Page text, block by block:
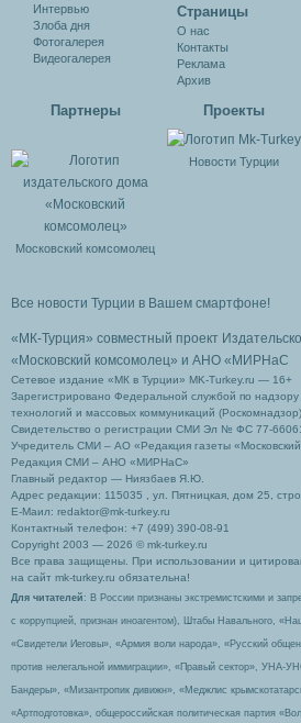
Интервью
Злоба дня
Фотогалерея
Видеогалерея
Cтраницы
О нас
Контакты
Реклама
Архив
Партнеры
Московский комсомолец
Проекты
Новости Турции
Все новости Турции в Вашем смартфоне!
«МК-Турция» совместный проект
«Московский комсомолец» и АНО «МИРНаС
Сетевое издание «МК в Турции» MK-Turkey.ru — 16+
Зарегистрировано Федеральной службой по
технологий и массовых коммуникаций
Свидетельство о регистрации СМИ Эл № ФС 77-
Учредитель СМИ – АО «Редакция газеты
Редакция СМИ – АНО «МИРНаС»
Главный редактор — Ниязбаев Я.Ю.
Адрес редакции: 115035 , ул. Пятницкая, дом 25,
Е-Маил: redaktor@mk-turkey.ru
Контактный телефон: +7 (499) 390-08-91
Copyright 2003 — 2026 © mk-turkey.ru
Все права защищены. При использовании и
на сайт mk-turkey.ru обязательна!
Для читателей : В России признаны экстремистскими и
с коррупцией, признан иноагентом), Штабы Навального,
«Свидетели Иеговы», «Армия воли народа», «Русский
против нелегальной иммиграции», «Правый сектор», УНА-
Бандеры», «Мизантропик дивижн», «Меджлис
«Артподготовка», общероссийская политическая партия